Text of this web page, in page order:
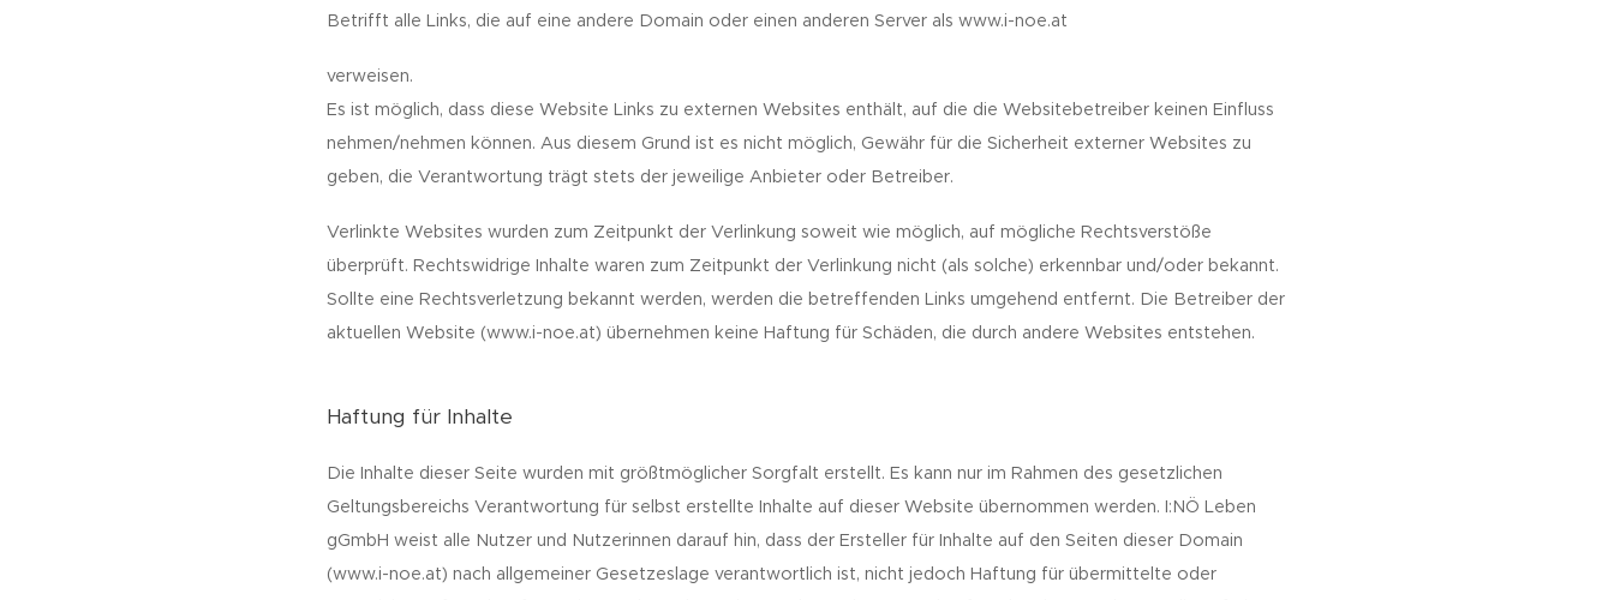
Betrifft alle Links, die auf eine andere Domain oder einen anderen Server als www.i-noe.at
verweisen.
Es ist möglich, dass diese Website Links zu externen Websites enthält, auf die die Websitebetreiber keinen Einfluss
nehmen/nehmen können. Aus diesem Grund ist es nicht möglich, Gewähr für die Sicherheit externer Websites zu
geben, die Verantwortung trägt stets der jeweilige Anbieter oder Betreiber.
Verlinkte Websites wurden zum Zeitpunkt der Verlinkung soweit wie möglich, auf mögliche Rechtsverstöße
überprüft. Rechtswidrige Inhalte waren zum Zeitpunkt der Verlinkung nicht (als solche) erkennbar und/oder bekannt.
Sollte eine Rechtsverletzung bekannt werden, werden die betreffenden Links umgehend entfernt. Die Betreiber der
aktuellen Website (www.i-noe.at) übernehmen keine Haftung für Schäden, die durch andere Websites entstehen.
Haftung für Inhalte
Die Inhalte dieser Seite wurden mit größtmöglicher Sorgfalt erstellt. Es kann nur im Rahmen des gesetzlichen
Geltungsbereichs Verantwortung für selbst erstellte Inhalte auf dieser Website übernommen werden. I:NÖ Leben
gGmbH weist alle Nutzer und Nutzerinnen darauf hin, dass der Ersteller für Inhalte auf den Seiten dieser Domain
(www.i-noe.at) nach allgemeiner Gesetzeslage verantwortlich ist, nicht jedoch Haftung für übermittelte oder